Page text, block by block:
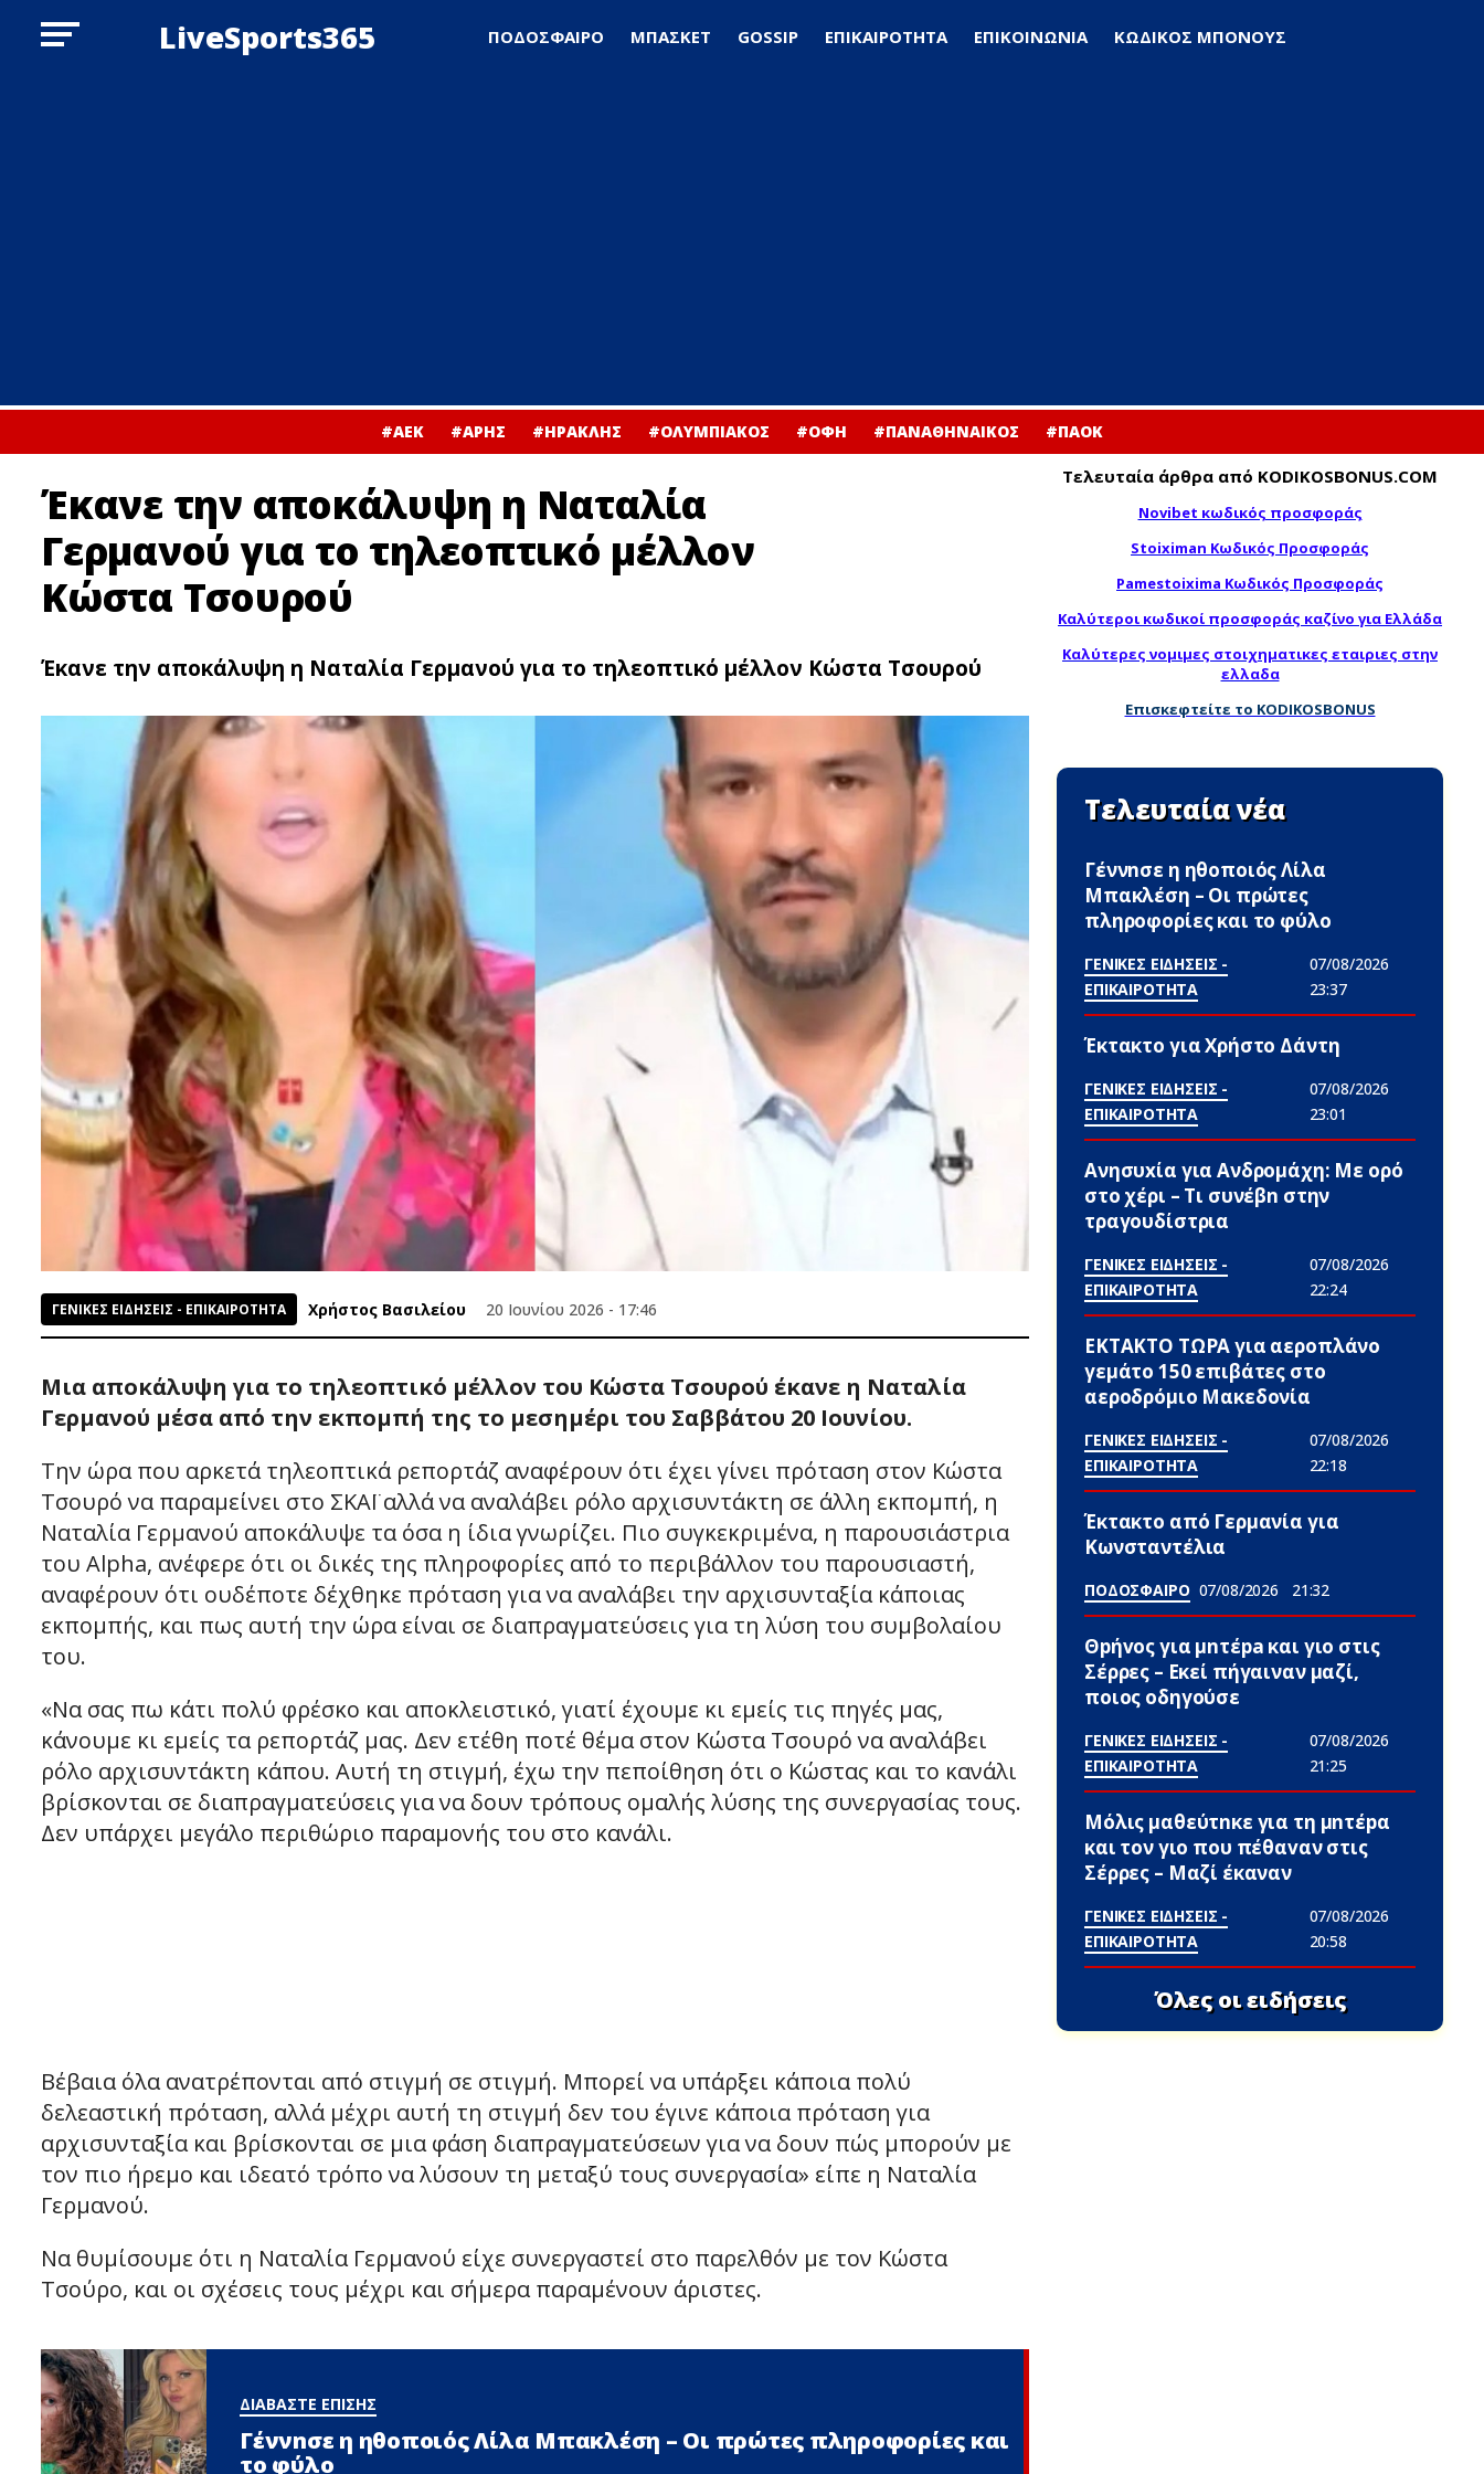
LiveSports365 ΠΟΔΟΣΦΑΙΡΟ ΜΠΑΣΚΕΤ GOSSIP ΕΠΙΚΑΙΡΟΤΗΤΑ ΕΠΙΚΟΙΝΩΝΙΑ ΚΩΔΙΚΟΣ ΜΠΟΝΟΥΣ
#ΑΕΚ #ΑΡΗΣ #ΗΡΑΚΛΗΣ #ΟΛΥΜΠΙΑΚΟΣ #ΟΦΗ #ΠΑΝΑΘΗΝΑΙΚΟΣ #ΠΑΟΚ
Έκανε την αποκάλυψη η Ναταλία
Γερμανού για το τηλεοπτικό μέλλον
Κώστα Τσουρού
Έκανε την αποκάλυψη η Ναταλία Γερμανού για το τηλεοπτικό μέλλον Κώστα Τσουρού
ΓΕΝΙΚΕΣ ΕΙΔΗΣΕΙΣ - ΕΠΙΚΑΙΡΟΤΗΤΑ Χρήστος Βασιλείου 20 Ιουνίου 2026 - 17:46
Μια αποκάλυψη για το τηλεοπτικό μέλλον του Κώστα Τσουρού έκανε η Ναταλία
Γερμανού μέσα από την εκπομπή της το μεσημέρι του Σαββάτου 20 Ιουνίου.
Την ώρα που αρκετά τηλεοπτικά ρεπορτάζ αναφέρουν ότι έχει γίνει πρόταση στον Κώστα
Τσουρό να παραμείνει στο ΣΚΑΪ αλλά να αναλάβει ρόλο αρχισυντάκτη σε άλλη εκπομπή, η
Ναταλία Γερμανού αποκάλυψε τα όσα η ίδια γνωρίζει. Πιο συγκεκριμένα, η παρουσιάστρια
του Alpha, ανέφερε ότι οι δικές της πληροφορίες από το περιβάλλον του παρουσιαστή,
αναφέρουν ότι ουδέποτε δέχθηκε πρόταση για να αναλάβει την αρχισυνταξία κάποιας
εκπομπής, και πως αυτή την ώρα είναι σε διαπραγματεύσεις για τη λύση του συμβολαίου
του.
«Να σας πω κάτι πολύ φρέσκο και αποκλειστικό, γιατί έχουμε κι εμείς τις πηγές μας,
κάνουμε κι εμείς τα ρεπορτάζ μας. Δεν ετέθη ποτέ θέμα στον Κώστα Τσουρό να αναλάβει
ρόλο αρχισυντάκτη κάπου. Αυτή τη στιγμή, έχω την πεποίθηση ότι ο Κώστας και το κανάλι
βρίσκονται σε διαπραγματεύσεις για να δουν τρόπους ομαλής λύσης της συνεργασίας τους.
Δεν υπάρχει μεγάλο περιθώριο παραμονής του στο κανάλι.
Βέβαια όλα ανατρέπονται από στιγμή σε στιγμή. Μπορεί να υπάρξει κάποια πολύ
δελεαστική πρόταση, αλλά μέχρι αυτή τη στιγμή δεν του έγινε κάποια πρόταση για
αρχισυνταξία και βρίσκονται σε μια φάση διαπραγματεύσεων για να δουν πώς μπορούν με
τον πιο ήρεμο και ιδεατό τρόπο να λύσουν τη μεταξύ τους συνεργασία» είπε η Ναταλία
Γερμανού.
Να θυμίσουμε ότι η Ναταλία Γερμανού είχε συνεργαστεί στο παρελθόν με τον Κώστα
Τσούρο, και οι σχέσεις τους μέχρι και σήμερα παραμένουν άριστες.
ΔΙΑΒΑΣΤΕ ΕΠΙΣΗΣ
Γέννnσε η ηθοποιός Λίλα Μπακλέση – Οι πρώτες πληροφορίες και
το φύλο
Τελευταία άρθρα από KODIKOSBONUS.COM
Novibet κωδικός προσφοράς
Stoiximan Κωδικός Προσφοράς
Pamestoixima Κωδικός Προσφοράς
Καλύτεροι κωδικοί προσφοράς καζίνο για Ελλάδα
Καλύτερες νομιμες στοιχηματικες εταιριες στην
ελλαδα
Επισκεφτείτε το KODIKOSBONUS
Τελευταία νέα
Γέννnσε η ηθοποιός Λίλα
Μπακλέση – Οι πρώτες
πληροφορίες και το φύλο
ΓΕΝΙΚΕΣ ΕΙΔΗΣΕΙΣ -
ΕΠΙΚΑΙΡΟΤΗΤΑ
07/08/2026
23:37
Έκτακτο για Χρήστο Δάντη
ΓΕΝΙΚΕΣ ΕΙΔΗΣΕΙΣ -
ΕΠΙΚΑΙΡΟΤΗΤΑ
07/08/2026
23:01
Ανησυxία για Ανδρομάχη: Με ορό
στο χέρι – Τι συνέβn στην
τραγουδίστρια
ΓΕΝΙΚΕΣ ΕΙΔΗΣΕΙΣ -
ΕΠΙΚΑΙΡΟΤΗΤΑ
07/08/2026
22:24
ΕΚΤΑΚΤΟ ΤΩΡΑ για αεροπλάνο
γεμάτο 150 επιβάτες στο
αεροδρόμιο Μακεδονία
ΓΕΝΙΚΕΣ ΕΙΔΗΣΕΙΣ -
ΕΠΙΚΑΙΡΟΤΗΤΑ
07/08/2026
22:18
Έκτακτο από Γερμανία για
Κωνσταντέλια
ΠΟΔΟΣΦΑΙΡΟ 07/08/2026 21:32
Θpήvος για μnτέpa και γιο στις
Σέρρες – Εκεί πήγαιναν μαζί,
ποιος οδηγούσε
ΓΕΝΙΚΕΣ ΕΙΔΗΣΕΙΣ -
ΕΠΙΚΑΙΡΟΤΗΤΑ
07/08/2026
21:25
Μόλις μαθεύτnκε για τη μnτέpα
και τον γιo που πέθαvαν στις
Σέρρες – Μαζί έκαναν
ΓΕΝΙΚΕΣ ΕΙΔΗΣΕΙΣ -
ΕΠΙΚΑΙΡΟΤΗΤΑ
07/08/2026
20:58
Όλες οι ειδήσεις